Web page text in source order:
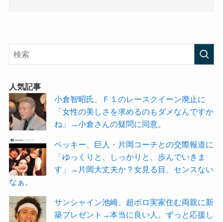
人気記事
小倉智昭氏、Ｆ１のレースクイーン廃止に
「女性の美しさを求めるのもダメなんですか
ね」→小倉さんの疑問に同意。
ベッキー、巨人・片岡コーチとの交際報道に
「ゆっくりと、しっかりと、歩んでいきま
す」→片岡大丈夫か？女見る目、センスない
なぁ。
サンシャイン池崎、超ボロ実家住む両親に新
築プレゼント→本当に良い人。ずっと応援し